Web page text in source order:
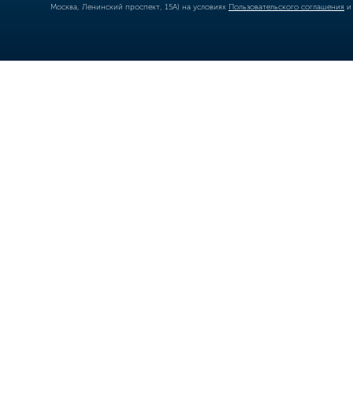
Москва, Ленинский проспект, 15А) на условиях Пользовательского соглашения и